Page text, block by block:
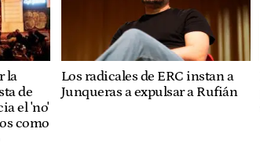
la
de
el 'no'
como
Los radicales de ERC instan a
Junqueras a expulsar a Rufián